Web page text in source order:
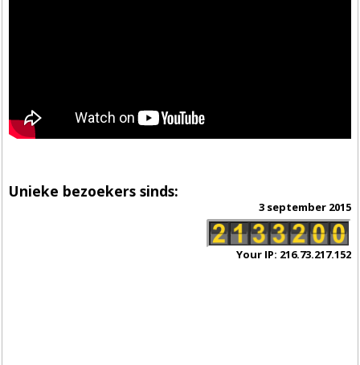
Unieke bezoekers sinds:
3 september 2015
Your IP: 216.73.217.152